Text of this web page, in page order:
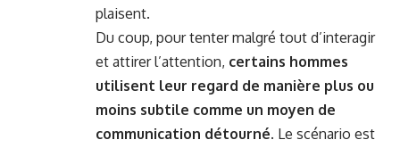
plaisent.
Du coup, pour tenter malgré tout d’interagir
et attirer l’attention, certains hommes
utilisent leur regard de manière plus ou
moins subtile comme un moyen de
communication détourné. Le scénario est